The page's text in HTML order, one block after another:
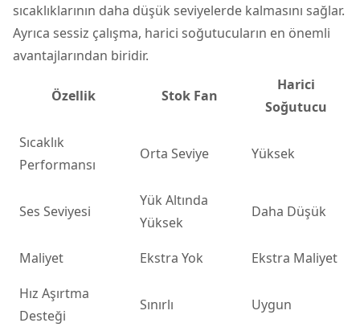
sıcaklıklarının daha düşük seviyelerde kalmasını sağlar.
Ayrıca sessiz çalışma, harici soğutucuların en önemli
avantajlarından biridir.
Özellik Stok Fan
Harici
Soğutucu
Sıcaklık
Performansı
Orta Seviye Yüksek
Ses Seviyesi
Yük Altında
Yüksek
Daha Düşük
Maliyet Ekstra Yok
Ekstra Maliyet
Hız Aşırtma
Desteği
Sınırlı Uygun